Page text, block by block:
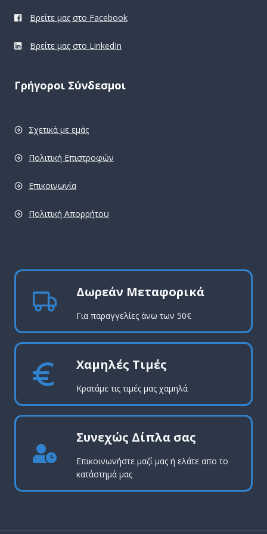
Βρείτε μας στο Facebook
Βρείτε μας στο LinkedIn
Γρήγοροι Σύνδεσμοι
Σχετικά με εμάς
Πολιτική Επιστροφών
Επικοινωνία
Πολιτική Απορρήτου
Δωρεάν Μεταφορικά
Για παραγγελίες άνω των 50€
Χαμηλές Τιμές
Κρατάμε τις τιμές μας χαμηλά
Συνεχώς Δίπλα σας
Επικοινωνήστε μαζί μας ή ελάτε απο το
κατάστημά μας